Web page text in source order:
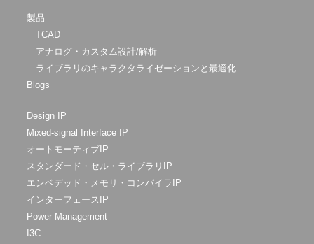
製品
TCAD
アナログ・カスタム設計/解析
ライブラリのキャラクタライゼーションと最適化
Blogs
Design IP
Mixed-signal Interface IP
オートモーティブIP
スタンダード・セル・ライブラリIP
エンベデッド・メモリ・コンパイラIP
インターフェースIP
Power Management
I3C